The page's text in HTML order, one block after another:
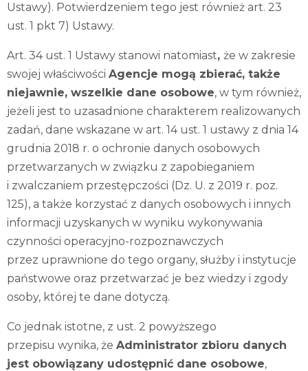
Ustawy). Potwierdzeniem tego jest również art. 23
ust. 1 pkt 7) Ustawy.
Art. 34 ust. 1 Ustawy stanowi natomiast, że w zakresie
swojej właściwości Agencje mogą zbierać, także
niejawnie, wszelkie dane osobowe, w tym również,
jeżeli jest to uzasadnione charakterem realizowanych
zadań, dane wskazane w art. 14 ust. 1 ustawy z dnia 14
grudnia 2018 r. o ochronie danych osobowych
przetwarzanych w związku z zapobieganiem
i zwalczaniem przestępczości (Dz. U. z 2019 r. poz.
125), a także korzystać z danych osobowych i innych
informacji uzyskanych w wyniku wykonywania
czynności operacyjno-rozpoznawczych
przez uprawnione do tego organy, służby i instytucje
państwowe oraz przetwarzać je bez wiedzy i zgody
osoby, której te dane dotyczą.
Co jednak istotne, z ust. 2 powyższego
przepisu wynika, że Administrator zbioru danych
jest obowiązany udostępnić dane osobowe,